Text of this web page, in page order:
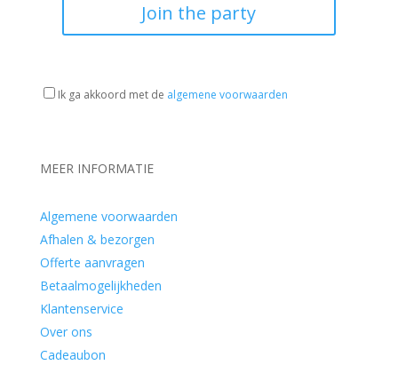
Join the party
Ik ga akkoord met de algemene voorwaarden
MEER INFORMATIE
Algemene voorwaarden
Afhalen & bezorgen
Offerte aanvragen
Betaalmogelijkheden
Klantenservice
Over ons
Cadeaubon